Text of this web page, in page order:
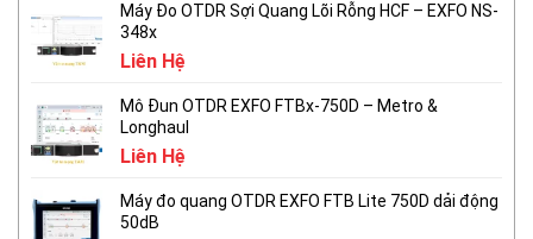
Máy Đo OTDR Sợi Quang Lõi Rỗng HCF – EXFO NS-
348x
Liên Hệ
Mô Đun OTDR EXFO FTBx-750D – Metro &
Longhaul
Liên Hệ
Máy đo quang OTDR EXFO FTB Lite 750D dải động
50dB